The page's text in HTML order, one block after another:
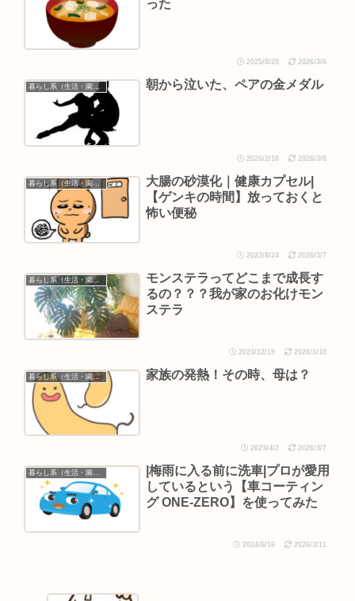
った
2025/8/29 2026/3/6
暮らし系（生活・園芸など） 朝から泣いた、ペアの金メダル
2026/2/18 2026/3/6
暮らし系（生活・園芸など）
大腸の砂漠化｜健康カプセル|
【ゲンキの時間】放っておくと
怖い便秘
2023/8/24 2026/3/7
暮らし系（生活・園芸など）
モンステラってどこまで成長す
るの？？？我が家のお化けモン
ステラ
2023/12/19 2026/3/10
暮らし系（生活・園芸など） 家族の発熱！その時、母は？
2023/4/2 2026/3/7
暮らし系（生活・園芸など）
|梅雨に入る前に洗車|プロが愛用
しているという【車コーティン
グ ONE-ZERO】を使ってみた
2024/6/16 2026/3/11